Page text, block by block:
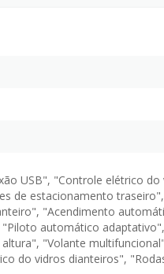
USB", "Controle elétrico
de estacionamento
"Acendimento
automático
"Volante
do vidros dianteiros",